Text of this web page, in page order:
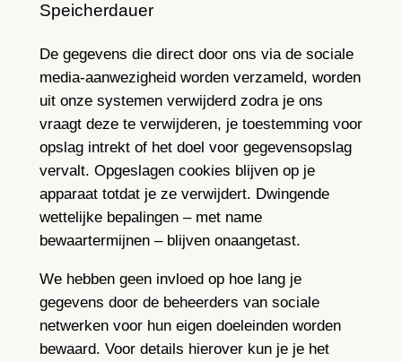
Speicherdauer
De gegevens die direct door ons via de sociale
media-aanwezigheid worden verzameld, worden
uit onze systemen verwijderd zodra je ons
vraagt deze te verwijderen, je toestemming voor
opslag intrekt of het doel voor gegevensopslag
vervalt. Opgeslagen cookies blijven op je
apparaat totdat je ze verwijdert. Dwingende
wettelijke bepalingen – met name
bewaartermijnen – blijven onaangetast.
We hebben geen invloed op hoe lang je
gegevens door de beheerders van sociale
netwerken voor hun eigen doeleinden worden
bewaard. Voor details hierover kun je je het